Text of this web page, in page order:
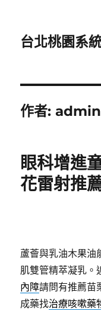
台北桃園系
作者:admin
眼科增進
花雷射推
蘆薈與乳油木果油
肌雙管精萃凝乳。
內障請問有推薦苗
成藥找治療咳嗽藥